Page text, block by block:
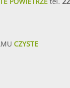
CZYSTE